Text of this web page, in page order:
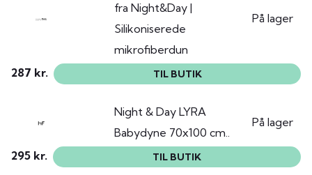
fra Night&Day |
Silikoniserede
mikrofiberdun
På lager
287 kr. TIL BUTIK
Night & Day LYRA
Babydyne 70x100 cm..
På lager
295 kr. TIL BUTIK